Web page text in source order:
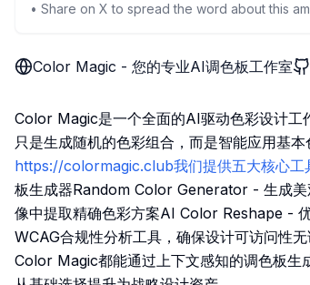
• Share on X to spread the word about this
Color Magic - 您的专业AI调色板工作室
Color Magic是一个全面的AI驱动色彩设计工
只是生成随机的色彩组合，而是智能应用基
https://colormagic.club我们提供五大核心工
板生成器Random Color Generator - 生成
像中提取精确色彩方案AI Color Reshape -
WCAG合规性分析工具，确保设计可访问性
Color Magic都能通过上下文感知的调色板生